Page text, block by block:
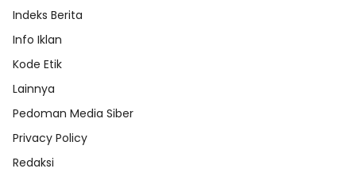
Indeks Berita
Info Iklan
Kode Etik
Lainnya
Pedoman Media Siber
Privacy Policy
Redaksi